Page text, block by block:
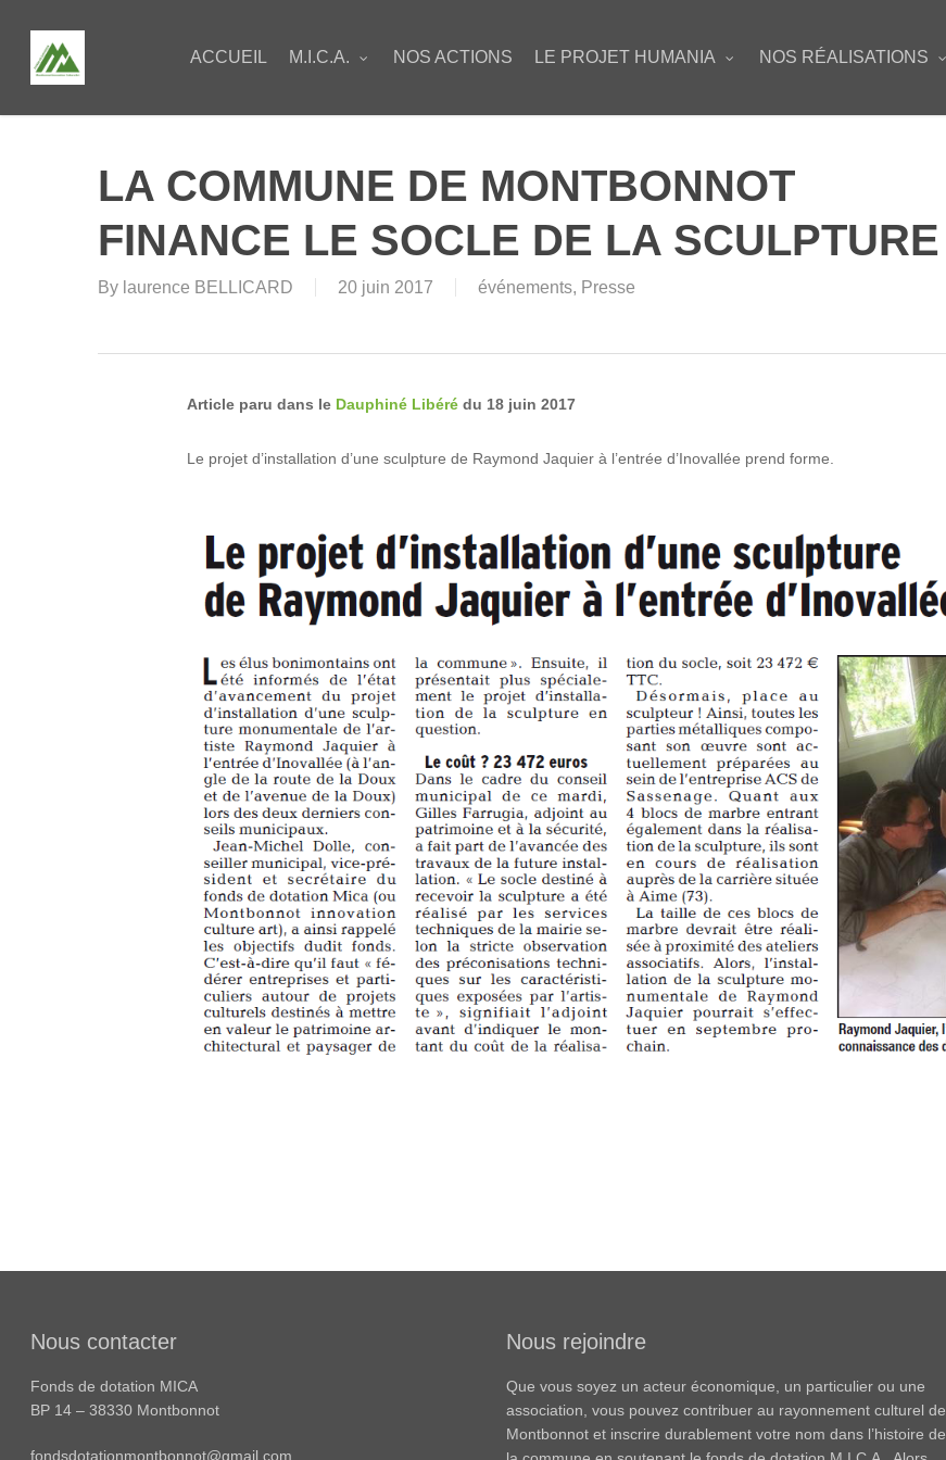
content
ACCUEIL M.I.C.A. NOS ACTIONS LE PROJET HUMANIA NOS RÉALISATIONS
LA COMMUNE DE MONTBONNOT
FINANCE LE SOCLE DE LA SCULPTURE
By laurence BELLICARD 20 juin 2017 événements, Presse
Article paru dans le Dauphiné Libéré du 18 juin 2017
Le projet d’installation d’une sculpture de Raymond Jaquier à l’entrée d’Inovallée prend forme.
Nous contacter
Fonds de dotation MICA
BP 14 – 38330 Montbonnot
fondsdotationmontbonnot@gmail.com
Nous rejoindre
Que vous soyez un acteur économique, un particulier ou une
association, vous pouvez contribuer au rayonnement culturel de
Montbonnot et inscrire durablement votre nom dans l’histoire de